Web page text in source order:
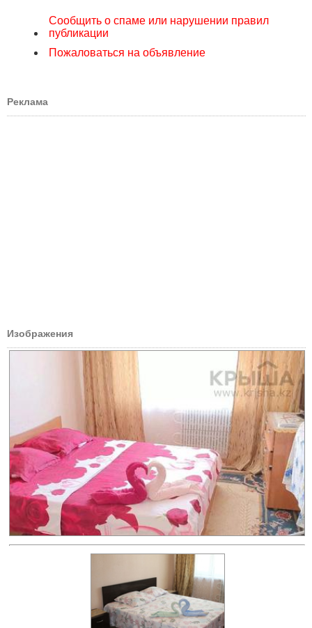
Сообщить о спаме или нарушении правил
публикации
Пожаловаться на объявление
Реклама
Изображения